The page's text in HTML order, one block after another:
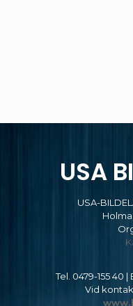
USA
USA-
Holma
Tel. 0479-155 40 |
Vid